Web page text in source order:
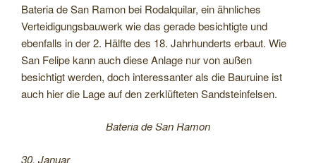
Bateria de San Ramon bei Rodalquilar, ein ähnliches
Verteidigungsbauwerk wie das gerade besichtigte und
ebenfalls in der 2. Hälfte des 18. Jahrhunderts erbaut. Wie
San Felipe kann auch diese Anlage nur von außen
besichtigt werden, doch interessanter als die Bauruine ist
auch hier die Lage auf den zerklüfteten Sandsteinfelsen.
Bateria de San Ramon
30. Januar